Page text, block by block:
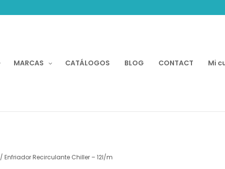
MARCAS CATÁLOGOS BLOG CONTACT Mi
Recherche
/ Enfriador Recirculante Chiller – 12l/m